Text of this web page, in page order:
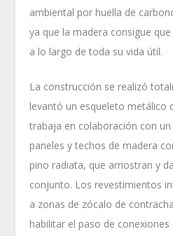
ambiental por huella de
ya que la madera consigue
a lo largo de toda su vida útil.
La construcción se realizó
levantó un esqueleto metálico
trabaja en colaboración con
paneles y techos de madera
pino radiata, que arriostran y
conjunto. Los revestimientos
a zonas de zócalo de
habilitar el paso de